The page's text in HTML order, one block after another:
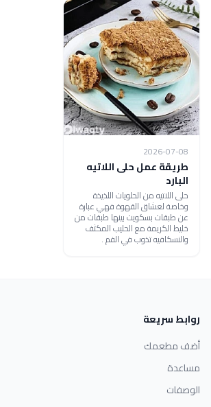
2026-07-08
طريقة عمل حلى اللاتيه
البارد
حلى اللاتيه من الحلويات اللذيذة
وخاصة لعشاق القهوة فهي عبارة
عن طبقات بسكويت بينها طبقات من
خليط الكريمة مع الحليب المكثف
والنسكافيه تذوب في الفم .
روابط سريعة
أضف مطعمك
مساعدة
الوصفات